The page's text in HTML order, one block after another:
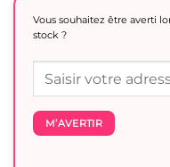
Vous souhaitez être averti
stock ?
M’AVERTIR